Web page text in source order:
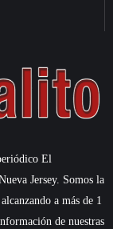
El
Jersey. Somos la
a más de 1
de nuestras